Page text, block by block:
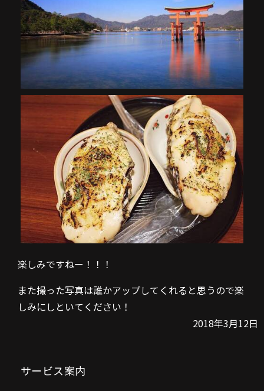
楽しみですねー！！！
また撮った写真は誰かアップしてくれると思うので楽
しみにしといてください！
2018年3月12日
サービス案内